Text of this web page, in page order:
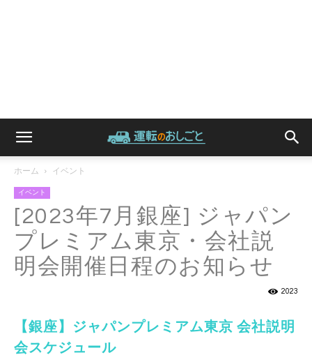
ホーム イベント
イベント
[2023年7月銀座] ジャパン
プレミアム東京・会社説
明会開催日程のお知らせ
2023
【銀座】ジャパンプレミアム東京 会社説明
会スケジュール